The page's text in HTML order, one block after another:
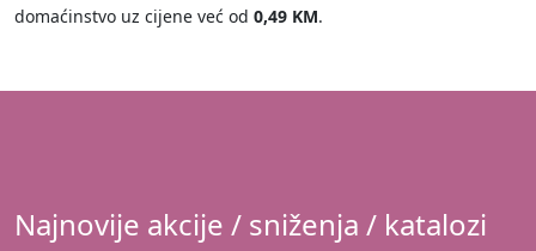
domaćinstvo uz cijene već od 0,49 KM.
Najnovije akcije / sniženja / katalozi